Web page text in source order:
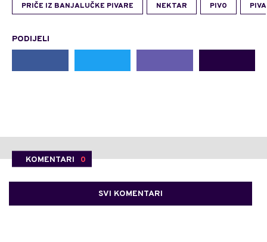
PRIČE IZ BANJALUČKE PIVARE NEKTAR PIVO
PODIJELI
KOMENTARI 0
SVI KOMENTARI